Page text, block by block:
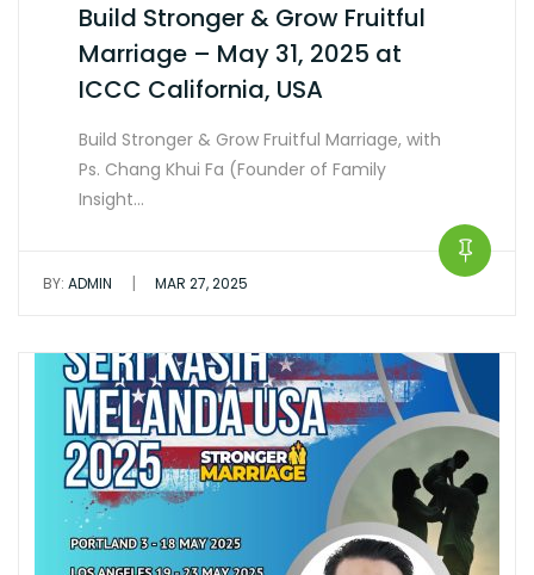
Build Stronger & Grow Fruitful
Marriage – May 31, 2025 at
ICCC California, USA
Build Stronger & Grow Fruitful Marriage, with
Ps. Chang Khui Fa (Founder of Family
Insight…
BY: ADMIN | MAR 27, 2025